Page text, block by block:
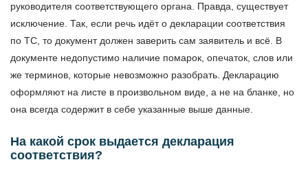
руководителя соответствующего органа. Правда, существует
исключение. Так, если речь идёт о декларации соответствия
по ТС, то документ должен заверить сам заявитель и всё. В
документе недопустимо наличие помарок, опечаток, слов или
же терминов, которые невозможно разобрать. Декларацию
оформляют на листе в произвольном виде, а не на бланке, но
она всегда содержит в себе указанные выше данные.
На какой срок выдается декларация
соответствия?